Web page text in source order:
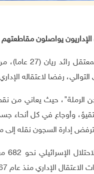
يواصلون مقاطعتهم
رام الله 5-7-
الرملة"، حيث يعاني من
وأوجاع في كل
إدارة السجون نقله